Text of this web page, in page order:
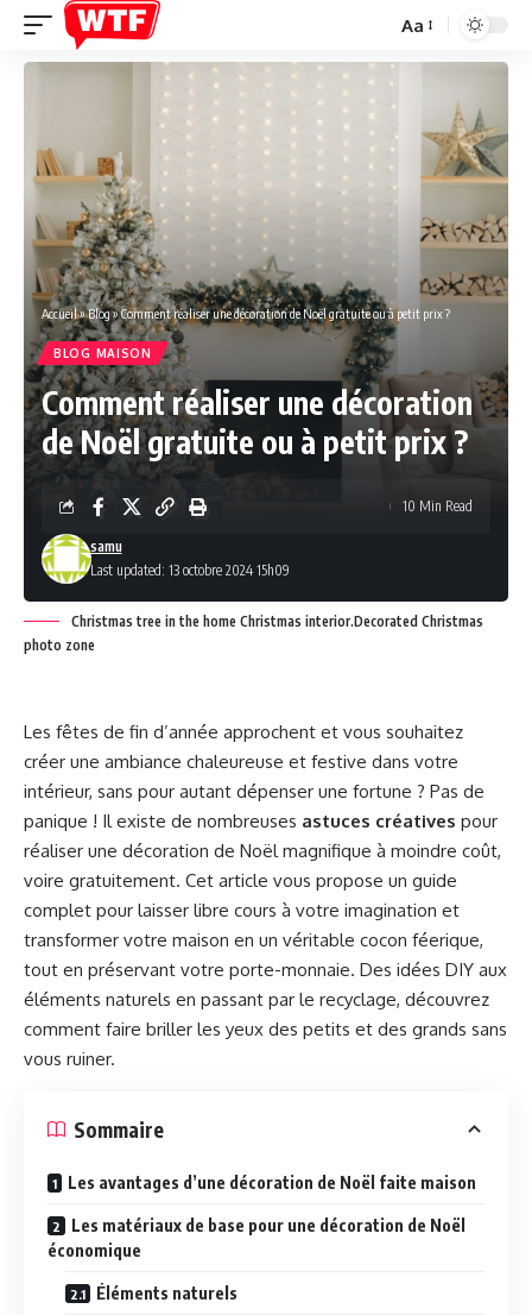
Font
Resizer
Aa
Accueil»Blog»Comment réaliser une décoration de Noël gratuite ou à petit prix ?
BLOG MAISON
Comment réaliser une décoration
de Noël gratuite ou à petit prix ?
Last updated: 13 octobre 2024 15h09
samu
10 Min Read
Christmas tree in the home Christmas interior.Decorated Christmas
photo zone
Les fêtes de fin d’année approchent et vous souhaitez
créer une ambiance chaleureuse et festive dans votre
intérieur, sans pour autant dépenser une fortune ? Pas de
panique ! Il existe de nombreuses astuces créatives pour
réaliser une décoration de Noël magnifique à moindre coût,
voire gratuitement. Cet article vous propose un guide
complet pour laisser libre cours à votre imagination et
transformer votre maison en un véritable cocon féerique,
tout en préservant votre porte-monnaie. Des idées DIY aux
éléments naturels en passant par le recyclage, découvrez
comment faire briller les yeux des petits et des grands sans
vous ruiner.
Sommaire
Les avantages d’une décoration de Noël faite maison
Les matériaux de base pour une décoration de Noël
économique
Éléments naturels